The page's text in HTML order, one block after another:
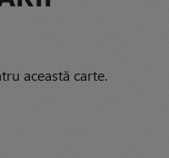
această carte.